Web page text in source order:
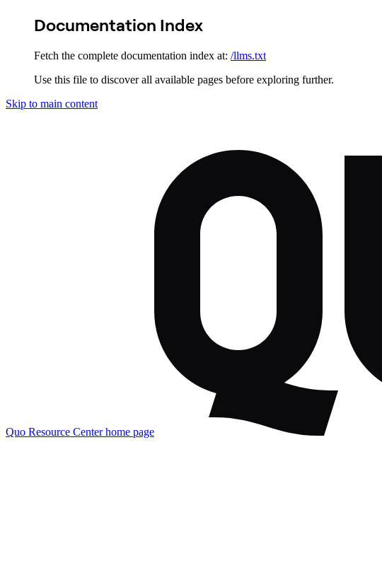
Documentation Index
Fetch the complete documentation index at: /llms.txt
Use this file to discover all available pages before exploring further.
Skip to main content
Quo Resource Centerhome page